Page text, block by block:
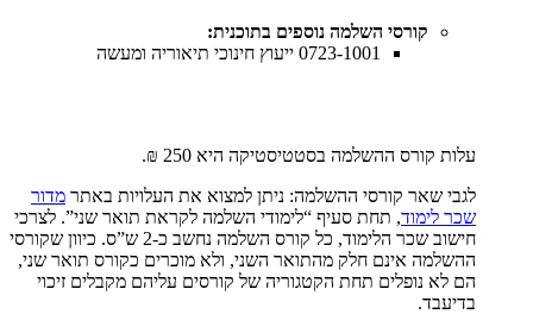
קורסי השלמה נוספים בתוכנית:
0723-1001 ייעוץ חינוכי תיאוריה ומעשה
עלות קורס ההשלמה בסטטיסטיקה היא 250 ₪.
לגבי שאר קורסי ההשלמה: ניתן למצוא את העלויות באתר מדור
שכר לימוד, תחת סעיף “לימודי השלמה לקראת תואר שני”. לצרכי
חישוב שכר הלימוד, כל קורס השלמה נחשב כ-2 ש”ס. כיוון שקורסי
ההשלמה אינם חלק מהתואר השני, ולא מוכרים כקורס תואר שני,
הם לא נופלים תחת הקטגוריה של קורסים עליהם מקבלים זיכוי
בדיעבד.